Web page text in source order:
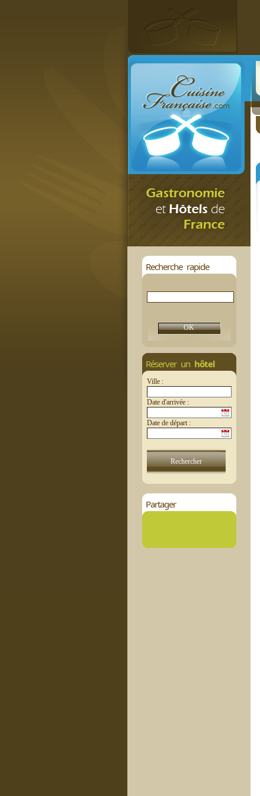
Recherche rapide
Réserver un hôtel
Ville :
Date d'arrivée :
Date de départ :
Partager